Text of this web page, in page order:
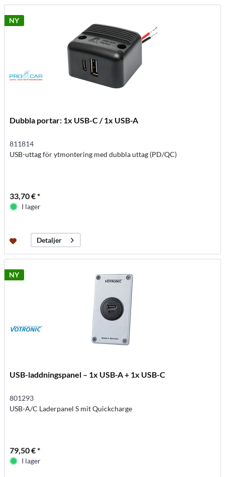
NY
Dubbla portar: 1x USB-C / 1x USB-A
811814
USB-uttag för ytmontering med dubbla uttag (PD/QC)
33,70 € *
I lager
Detaljer
NY
USB-laddningspanel – 1x USB-A + 1x USB-C
801293
USB-A/C Laderpanel S mit Quickcharge
79,50 € *
I lager